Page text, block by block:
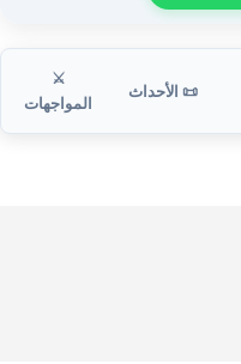
📜 الأحداث
⚔️
المواجهات